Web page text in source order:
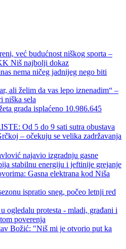
već budućnost niškog sporta –
Niš najbolji dokaz
nema ničeg jadnijeg nego biti
ali želim da vas lepo iznenadim“ –
niška sela
grada isplaćeno 10.986.645
Od 5 do 9 sati sutra obustava
– očekuju se velika zadržavanja
najavio izgradnju gasne
stabilnu energiju i jeftinije grejanje
Gasna elektrana kod Niša
ispratio sneg, počeo letnji red
ogledalu protesta - mladi, građani i
poverenja
Božić: "Niš mi je otvorio put ka